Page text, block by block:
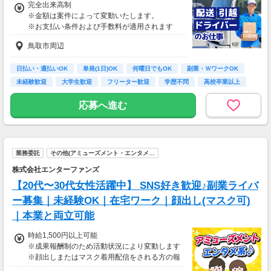
完全出来高制
※金額は案件によって変動いたします。
※お支払い条件および手数料が適用されます
鳥取市周辺
日払い・週払いOK 単発(1日)OK 何曜日でもOK
副業・ＷワークOK
未経験歓迎
大学生歓迎 フリーター歓迎 学歴不問 高校卒業以上
応募へ進む
業務委託 その他(アミューズメント・エンタメ…
株式会社エンターファンズ
【20代〜30代女性活躍中】 SNS好き歓迎♪副業ライバ
ー募集｜未経験OK｜在宅ワーク｜顔出し(マスク可)
｜本業と両立可能
時給1,500円以上可能
※成果報酬制のため活動状況により変動します
※顔出しまたはマスク着用配信をされる方の報
酬基準となります